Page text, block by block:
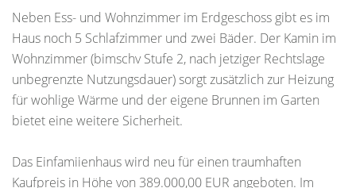
Neben Ess- und Wohnzimmer im Erdgeschoss gibt es im
Haus noch 5 Schlafzimmer und zwei Bäder. Der Kamin im
Wohnzimmer (bimschv Stufe 2, nach jetziger Rechtslage
unbegrenzte Nutzungsdauer) sorgt zusätzlich zur Heizung
für wohlige Wärme und der eigene Brunnen im Garten
bietet eine weitere Sicherheit.
Das Einfamiienhaus wird neu für einen traumhaften
Kaufpreis in Höhe von 389.000,00 EUR angeboten. Im